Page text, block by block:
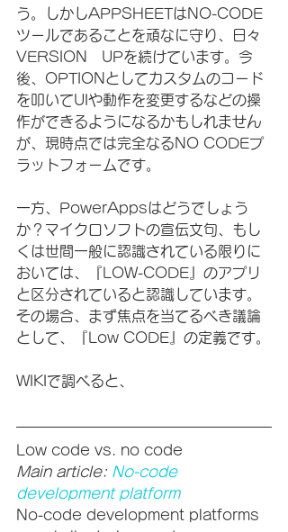
う。しかしAPPSHEETはNO-CODE
ツールであることを頑なに守り、日々
VERSION　UPを続けています。今
後、OPTIONとしてカスタムのコード
を叩いてUIや動作を変更するなどの操
作ができるようになるかもしれません
が、現時点では完全なるNO CODEプ
ラットフォームです。
一方、PowerAppsはどうでしょう
か？マイクロソフトの宣伝文句、もし
くは世間一般に認識されている限りに
おいては、『LOW-CODE』のアプリ
と区分されていると認識しています。
その場合、まず焦点を当てるべき議論
として、『Low CODE』の定義です。
WIKIで調べると、
Low code vs. no code
Main article: No-code
development platform
No-code development platforms